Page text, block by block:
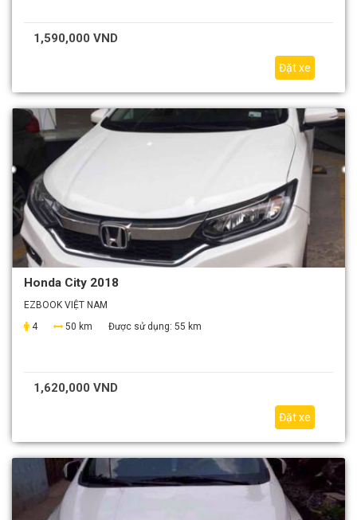
1,590,000 VND
Đặt xe
Honda City 2018
EZBOOK VIỆT NAM
4
50 km Được sử dụng: 55 km
1,620,000 VND
Đặt xe